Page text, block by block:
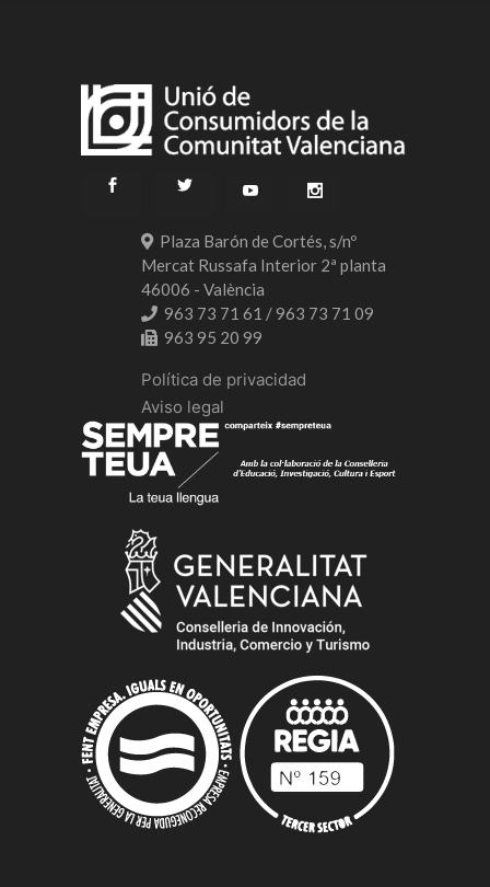
Plaza Barón de Cortés, s/nº
Mercat Russafa Interior 2ª planta
46006 - València
963 73 71 61 / 963 73 71 09
963 95 20 99
Política de privacidad
Aviso legal